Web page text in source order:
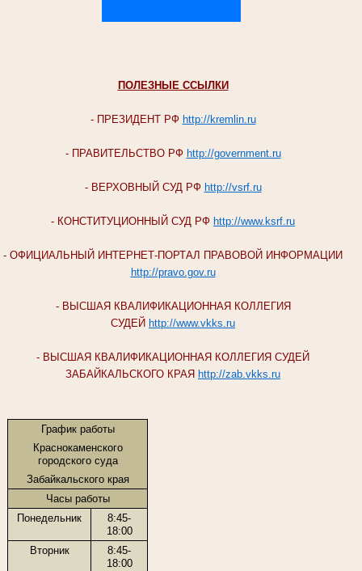
ПОЛЕЗНЫЕ ССЫЛКИ
- ПРЕЗИДЕНТ РФ http://kremlin.ru
- ПРАВИТЕЛЬСТВО РФ http://government.ru
- ВЕРХОВНЫЙ СУД РФ http://vsrf.ru
- КОНСТИТУЦИОННЫЙ СУД РФ http://www.ksrf.ru
- ОФИЦИАЛЬНЫЙ ИНТЕРНЕТ-ПОРТАЛ ПРАВОВОЙ ИНФОРМАЦИИ
http://pravo.gov.ru
- ВЫСШАЯ КВАЛИФИКАЦИОННАЯ КОЛЛЕГИЯ
СУДЕЙ http://www.vkks.ru
- ВЫСШАЯ КВАЛИФИКАЦИОННАЯ КОЛЛЕГИЯ СУДЕЙ
ЗАБАЙКАЛЬСКОГО КРАЯ http://zab.vkks.ru
График работы
Краснокаменского
городского суда
Забайкальского края
Часы работы
Понедельник
8:45-
18:00
Вторник
8:45-
18:00